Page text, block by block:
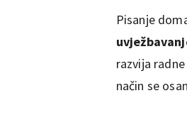
Pisanje
razvija
način se